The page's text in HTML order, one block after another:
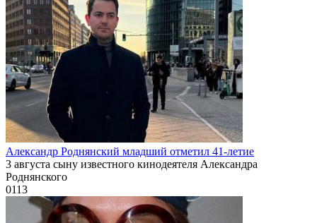
Александр Роднянский младший отметил 41-летие
3 августа сыну известного кинодеятеля Александра
Роднянского
0113